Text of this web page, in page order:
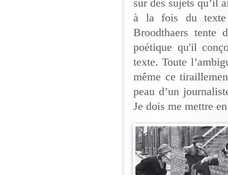
sur des sujets qu’il
à la fois du texte
Broodthaers tente
poétique qu'il
texte. Toute
même ce
peau d’un
Je dois me mettre